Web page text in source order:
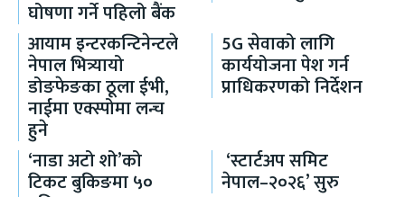
घोषणा गर्ने पहिलो बैंक
आयाम इन्टरकन्टिनेन्टले
नेपाल भित्र्यायो
डोङफेङका ठूला ईभी,
नाईमा एक्स्पोमा लन्च
हुने
5G सेवाको लागि
कार्ययोजना पेश गर्न
प्राधिकरणको निर्देशन
‘नाडा अटो शो’को
टिकट बुकिङमा ५०
‘स्टार्टअप समिट
नेपाल–२०२६’ सुरु